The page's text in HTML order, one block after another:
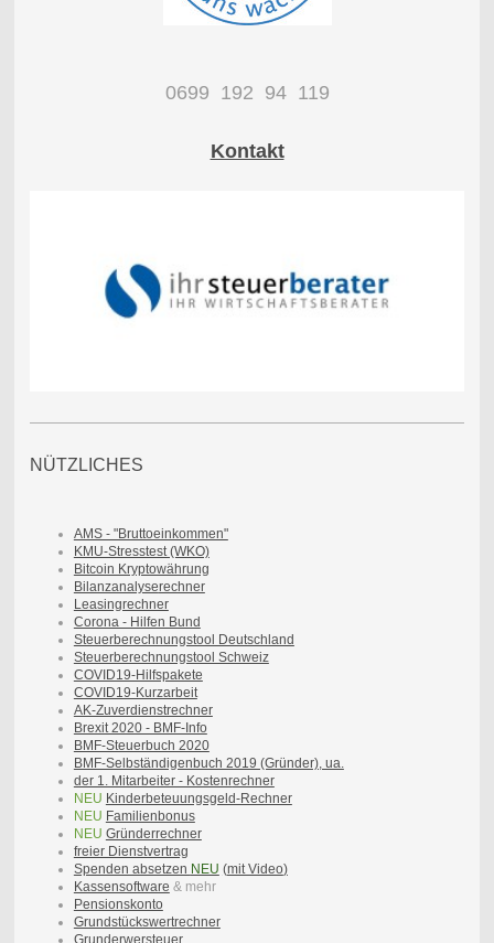
0699 192 94 119
Kontakt
NÜTZLICHES
AMS - "Bruttoeinkommen"
KMU-Stresstest (WKO)
Bitcoin Kryptowährung
Bilanzanalyserechner
Leasingrechner
Corona - Hilfen Bund
Steuerberechnungstool Deutschland
Steuerberechnungstool Schweiz
COVID19-Hilfspakete
COVID19-Kurzarbeit
AK-Zuverdienstrechner
Brexit 2020 - BMF-Info
BMF-Steuerbuch 2020
BMF-Selbständigenbuch 2019 (Gründer), ua.
der 1. Mitarbeiter - Kostenrechner
NEU Kinderbeteuungsgeld-Rechner
NEU Familienbonus
NEU Gründerrechner
freier Dienstvertrag
Spenden absetzen NEU (mit Video)
Kassensoftware & mehr
Pensionskonto
Grundstückswertrechner